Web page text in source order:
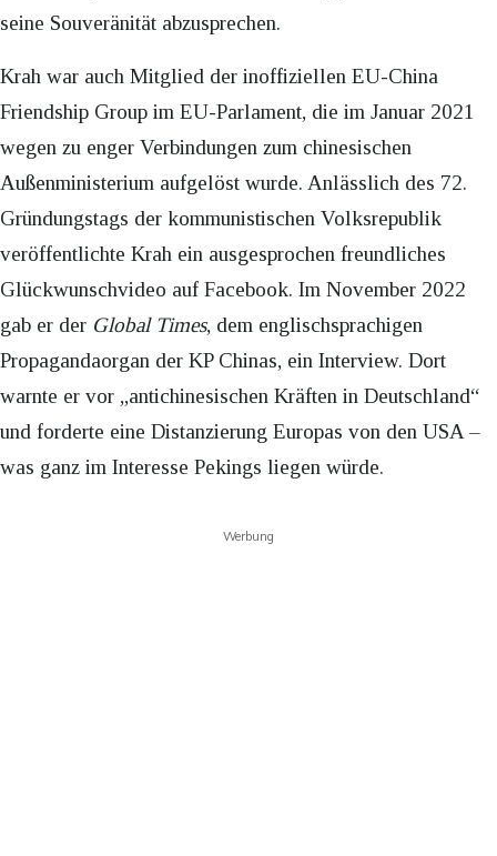
seine Souveränität abzusprechen.
Krah war auch Mitglied der inoffiziellen EU-China
Friendship Group im EU-Parlament, die im Januar 2021
wegen zu enger Verbindungen zum chinesischen
Außenministerium aufgelöst wurde. Anlässlich des 72.
Gründungstags der kommunistischen Volksrepublik
veröffentlichte Krah ein ausgesprochen freundliches
Glückwunschvideo auf Facebook. Im November 2022
gab er der Global Times, dem englischsprachigen
Propagandaorgan der KP Chinas, ein Interview. Dort
warnte er vor „antichinesischen Kräften in Deutschland“
und forderte eine Distanzierung Europas von den USA –
was ganz im Interesse Pekings liegen würde.
Werbung